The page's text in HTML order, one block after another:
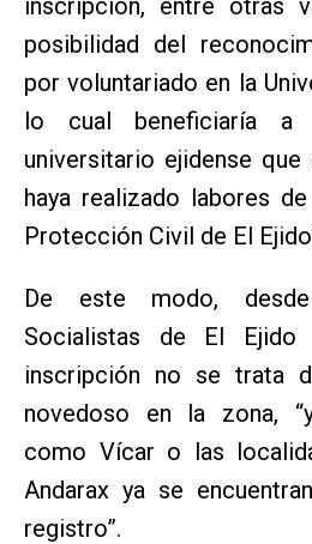
posibilidad del
por voluntariado en la
lo cual beneficiaría a
universitario ejidense
haya realizado labores
Protección Civil de El
De este modo,
Socialistas de El Ejido
inscripción no se trata
novedoso en la zona,
como Vícar o las
Andarax ya se
registro”.